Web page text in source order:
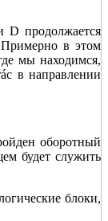
D продолжается
Примерно в этом
мы находимся,
в направлении
оборотный
будет служить
блоки,